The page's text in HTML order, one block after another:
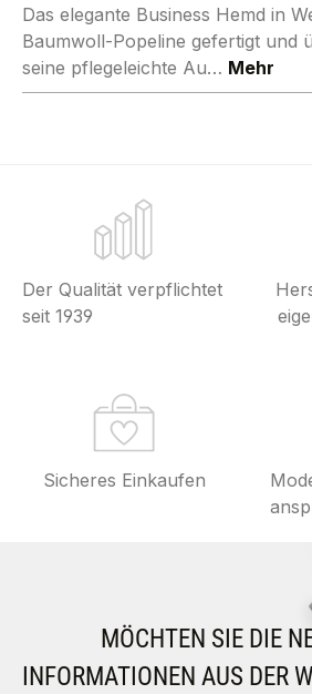
Das elegante Business Hemd in
Baumwoll-Popeline gefertigt und
seine pflegeleichte Au… Mehr
Der Qualität verpflichtet
seit 1939
Sicheres Einkaufen
MÖCHTEN SIE DIE
INFORMATIONEN AUS DER